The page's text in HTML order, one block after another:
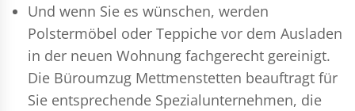
Und wenn Sie es wünschen, werden
Polstermöbel oder Teppiche vor dem Ausladen
in der neuen Wohnung fachgerecht gereinigt.
Die Büroumzug Mettmenstetten beauftragt für
Sie entsprechende Spezialunternehmen, die